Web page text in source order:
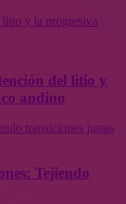
litio y la progresiva
del litio y
andino
transiciones justas
Tejiendo